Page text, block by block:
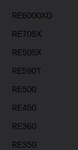
RE6000XD
RE705X
RE505X
RE590T
RE500
RE450
RE360
RE350